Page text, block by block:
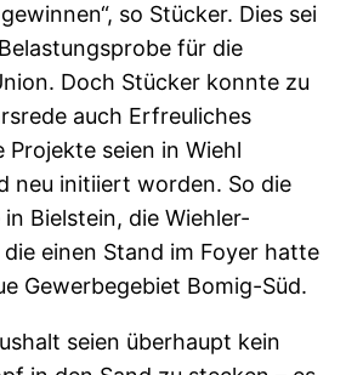
so Stücker. Dies sei
für die
Doch Stücker konnte zu
auch Erfreuliches
Projekte seien in Wiehl
neu initiiert worden. So die
Bielstein, die Wiehler-
die einen Stand im Foyer hatte
Gewerbegebiet Bomig-Süd.
seien überhaupt kein